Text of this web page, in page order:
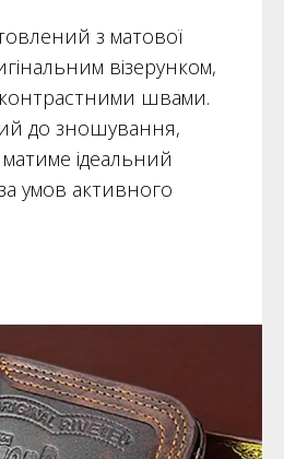
з матової
візерунком,
швами.
до зношування,
ідеальний
умов активного